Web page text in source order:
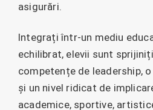
asigurări.
Integrați într-un mediu
echilibrat, elevii sunt
competențe de leadership,
și un nivel ridicat de
academice, sportive,